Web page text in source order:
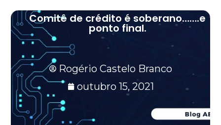
Comitê de crédito é soberano…….e
ponto final.
Rogério Castelo Branco
outubro 15, 2021